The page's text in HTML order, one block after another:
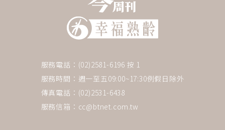
服務電話：(02)2581-6196 按 1
服務時間：週一至五09:00~17:30例假日除外
傳真電話：(02)2531-6438
服務信箱： cc@btnet.com.tw